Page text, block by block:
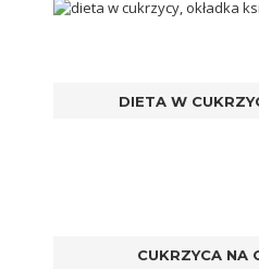
DIETA W
CUKRZYCA NA